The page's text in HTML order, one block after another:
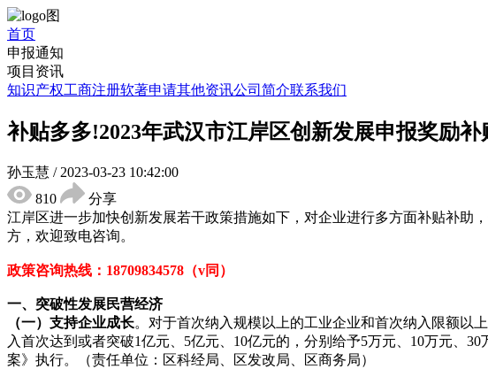
首页
申报通知
项目资讯
知识产权工商注册软著申请其他资讯公司简介联系我们
补贴多多!2023年武汉市江岸区创新发展申报奖励补
孙玉慧 / 2023-03-23 10:42:00
810
分享
江岸区进一步加快创新发展若干政策措施如下，对企业进行多方面补贴补助
方，欢迎致电咨询。
政策咨询热线： 18709834578（v同）
一、突破性发展民营经济
（一）支持企业成长。对于首次纳入规模以上的工业企业和首次纳入限额以
入首次达到或者突破1亿元、5亿元、10亿元的，分别给予5万元、10万元、
案》执行。（责任单位：区科经局、区发改局、区商务局）